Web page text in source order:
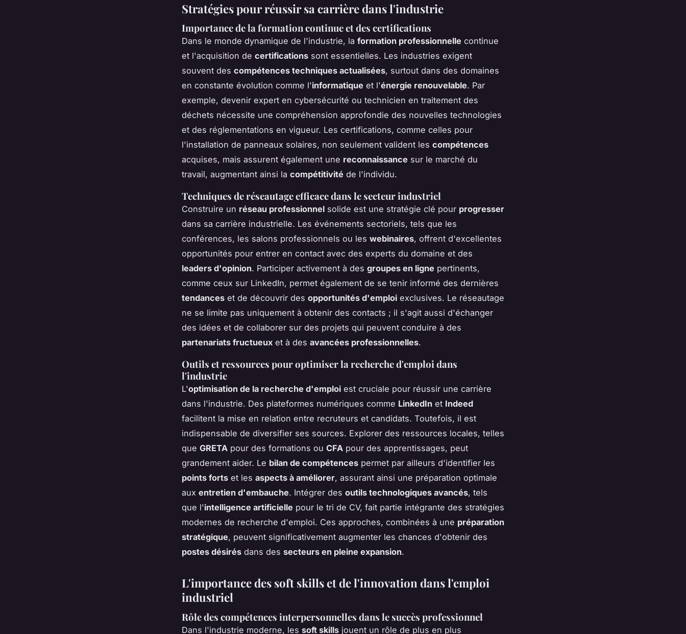
Stratégies pour réussir sa carrière dans l'industrie
Importance de la formation continue et des certifications
Dans le monde dynamique de l'industrie, la formation professionnelle continue
et l'acquisition de certifications sont essentielles. Les industries exigent
souvent des compétences techniques actualisées, surtout dans des domaines
en constante évolution comme l'informatique et l'énergie renouvelable. Par
exemple, devenir expert en cybersécurité ou technicien en traitement des
déchets nécessite une compréhension approfondie des nouvelles technologies
et des réglementations en vigueur. Les certifications, comme celles pour
l'installation de panneaux solaires, non seulement valident les compétences
acquises, mais assurent également une reconnaissance sur le marché du
travail, augmentant ainsi la compétitivité de l'individu.
Techniques de réseautage efficace dans le secteur industriel
Construire un réseau professionnel solide est une stratégie clé pour progresser
dans sa carrière industrielle. Les événements sectoriels, tels que les
conférences, les salons professionnels ou les webinaires, offrent d'excellentes
opportunités pour entrer en contact avec des experts du domaine et des
leaders d'opinion. Participer activement à des groupes en ligne pertinents,
comme ceux sur LinkedIn, permet également de se tenir informé des dernières
tendances et de découvrir des opportunités d'emploi exclusives. Le réseautage
ne se limite pas uniquement à obtenir des contacts ; il s'agit aussi d'échanger
des idées et de collaborer sur des projets qui peuvent conduire à des
partenariats fructueux et à des avancées professionnelles.
Outils et ressources pour optimiser la recherche d'emploi dans
l'industrie
L'optimisation de la recherche d'emploi est cruciale pour réussir une carrière
dans l'industrie. Des plateformes numériques comme LinkedIn et Indeed
facilitent la mise en relation entre recruteurs et candidats. Toutefois, il est
indispensable de diversifier ses sources. Explorer des ressources locales, telles
que GRETA pour des formations ou CFA pour des apprentissages, peut
grandement aider. Le bilan de compétences permet par ailleurs d'identifier les
points forts et les aspects à améliorer, assurant ainsi une préparation optimale
aux entretien d'embauche. Intégrer des outils technologiques avancés, tels
que l'intelligence artificielle pour le tri de CV, fait partie intégrante des stratégies
modernes de recherche d'emploi. Ces approches, combinées à une préparation
stratégique, peuvent significativement augmenter les chances d'obtenir des
postes désirés dans des secteurs en pleine expansion.
L'importance des soft skills et de l'innovation dans l'emploi
industriel
Rôle des compétences interpersonnelles dans le succès professionnel
Dans l'industrie moderne, les soft skills jouent un rôle de plus en plus